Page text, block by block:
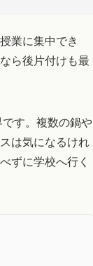
業に集中でき
ら後片付けも最
す。複数の鍋や
は気になるけれ
ずに学校へ行く